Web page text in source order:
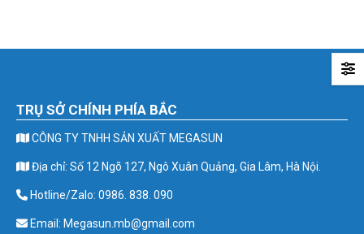
TRỤ SỞ CHÍNH PHÍA BẮC
CÔNG TY TNHH SẢN XUẤT MEGASUN
Địa chỉ: Số 12 Ngõ 127, Ngô Xuân Quảng, Gia Lâm, Hà Nội.
Hotline/Zalo: 0986. 838. 090
Email: Megasun.mb@gmail.com